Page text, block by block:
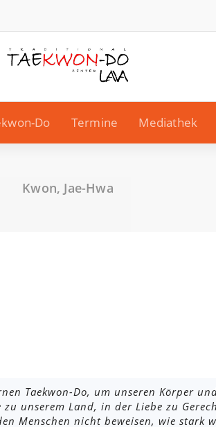
Do Termine Mediathek
Kwon, Jae-Hwa
Taekwon-Do, um unseren Körper
zu unserem Land, in der Liebe zu
Menschen nicht beweisen, wie stark